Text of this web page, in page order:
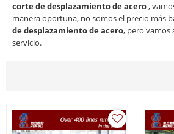
corte de desplazamiento de acero,
manera oportuna, no somos el precio más
de desplazamiento de acero, pero vamos
servicio.